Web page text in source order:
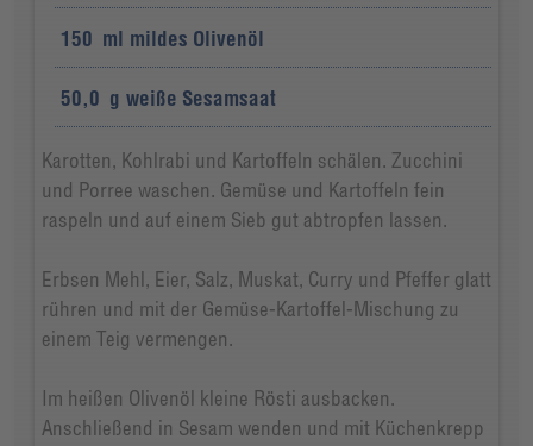
150 ml mildes Olivenöl
50,0 g weiße Sesamsaat
Karotten, Kohlrabi und Kartoffeln schälen. Zucchini
und Porree waschen. Gemüse und Kartoffeln fein
raspeln und auf einem Sieb gut abtropfen lassen.
Erbsen Mehl, Eier, Salz, Muskat, Curry und Pfeffer glatt
rühren und mit der Gemüse-Kartoffel-Mischung zu
einem Teig vermengen.
Im heißen Olivenöl kleine Rösti ausbacken.
Anschließend in Sesam wenden und mit Küchenkrepp